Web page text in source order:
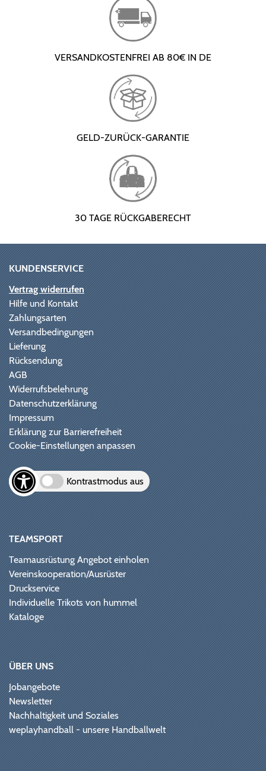
VERSANDKOSTENFREI AB 80€ IN DE
GELD-ZURÜCK-GARANTIE
30 TAGE RÜCKGABERECHT
KUNDENSERVICE
Vertrag widerrufen
Hilfe und Kontakt
Zahlungsarten
Versandbedingungen
Lieferung
Rücksendung
AGB
Widerrufsbelehrung
Datenschutzerklärung
Impressum
Erklärung zur Barrierefreiheit
Cookie-Einstellungen anpassen
Kontrastmodus aus
TEAMSPORT
Teamausrüstung Angebot einholen
Vereinskooperation/Ausrüster
Druckservice
Individuelle Trikots von hummel
Kataloge
ÜBER UNS
Jobangebote
Newsletter
Nachhaltigkeit und Soziales
weplayhandball - unsere Handballwelt